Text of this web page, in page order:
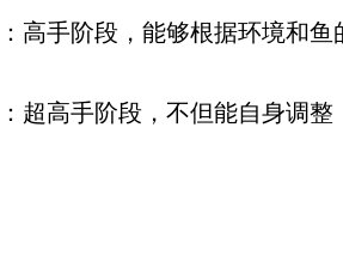
手阶段，能够根据环境和鱼
高手阶段，不但能自身调整